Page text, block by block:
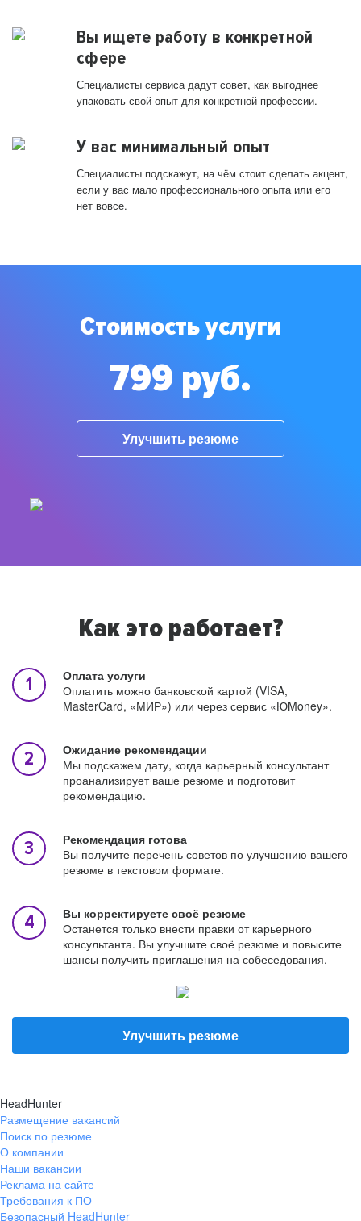
Вы ищете работу в конкретной
сфере
Специалисты сервиса дадут совет, как выгоднее
упаковать свой опыт для конкретной профессии.
У вас минимальный опыт
Специалисты подскажут, на чём стоит сделать акцент,
если у вас мало профессионального опыта или его
нет вовсе.
Стоимость услуги
799 руб.
Улучшить резюме
Как это работает?
Оплата услуги
Оплатить можно банковской картой (VISA,
MasterCard, «МИР») или через сервис «ЮMoney».
Ожидание рекомендации
Мы подскажем дату, когда карьерный консультант
проанализирует ваше резюме и подготовит
рекомендацию.
Рекомендация готова
Вы получите перечень советов по улучшению вашего
резюме в текстовом формате.
Вы корректируете своё резюме
Останется только внести правки от карьерного
консультанта. Вы улучшите своё резюме и повысите
шансы получить приглашения на собеседования.
Улучшить резюме
HeadHunter
Размещение вакансий
Поиск по резюме
О компании
Наши вакансии
Реклама на сайте
Требования к ПО
Безопасный HeadHunter